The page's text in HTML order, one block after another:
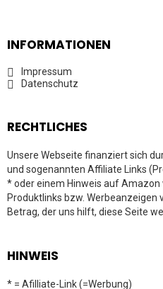
INFORMATIONEN
Impressum
Datenschutz
RECHTLICHES
Unsere Webseite finanziert sich
und sogenannten Affiliate Links
* oder einem Hinweis auf Amazon
Produktlinks bzw. Werbeanzeigen
Betrag, der uns hilft, diese Seite
HINWEIS
* = Afilliate-Link (=Werbung)